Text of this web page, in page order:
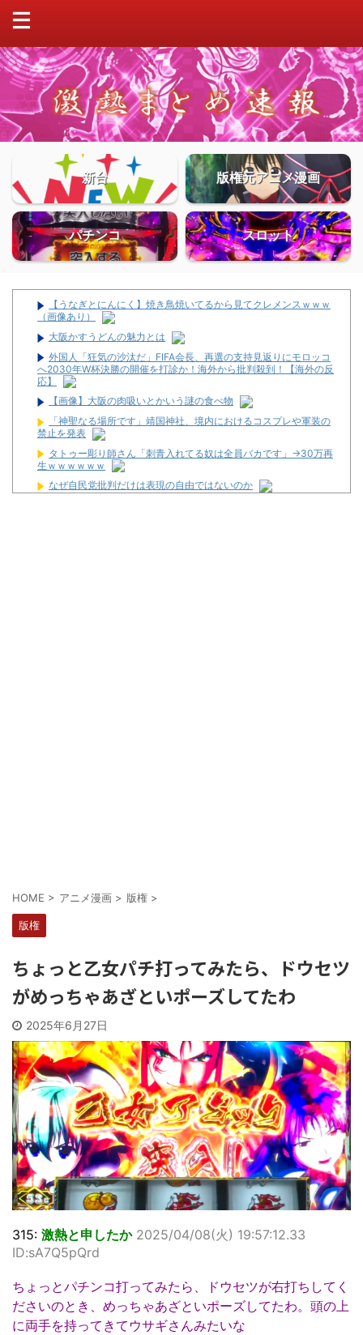
新台 版権元アニメ漫画
パチンコ スロット
【うなぎとにんにく】焼き鳥焼いてるから見てクレメンスｗｗｗ
（画像あり）
大阪かすうどんの魅力とは
外国人「狂気の沙汰だ」FIFA会長、再選の支持見返りにモロッコ
へ2030年W杯決勝の開催を打診か！海外から批判殺到！【海外の反
応】
【画像】大阪の肉吸いとかいう謎の食べ物
「神聖なる場所です」靖国神社、境内におけるコスプレや軍装の
禁止を発表
タトゥー彫り師さん「刺青入れてる奴は全員バカです」→30万再
生ｗｗｗｗｗｗ
なぜ自民党批判だけは表現の自由ではないのか
HOME > アニメ漫画 > 版権 >
版権
ちょっと乙女パチ打ってみたら、ドウセツ
がめっちゃあざといポーズしてたわ
2025年6月27日
315: 激熱と申したか 2025/04/08(火) 19:57:12.33
ID:sA7Q5pQrd
ちょっとパチンコ打ってみたら、ドウセツが右打ちしてく
ださいのとき、めっちゃあざといポーズしてたわ。頭の上
に両手を持ってきてウサギさんみたいな